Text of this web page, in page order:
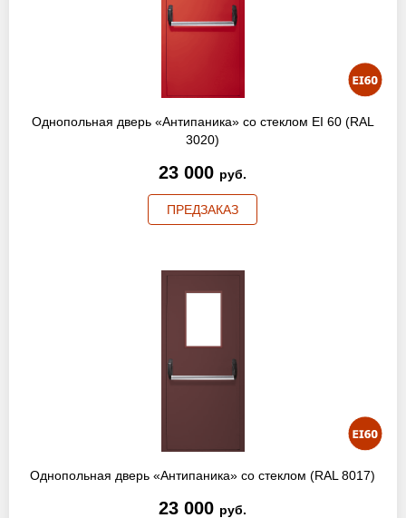
Однопольная дверь «Антипаника» со стеклом EI 60 (RAL
3020)
23 000 руб.
ПРЕДЗАКАЗ
Однопольная дверь «Антипаника» со стеклом (RAL 8017)
23 000 руб.